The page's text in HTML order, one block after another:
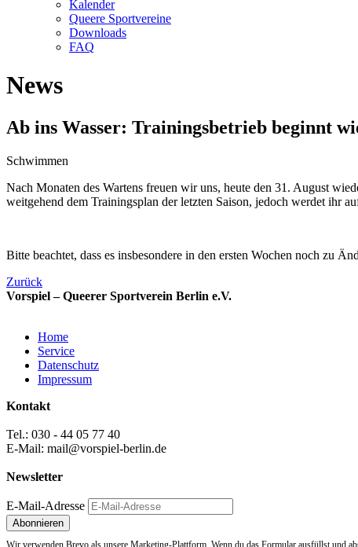
Kalender
Queere Sportvereine
Downloads
FAQ
News
Ab ins Wasser: Trainingsbetrieb beginnt
Schwimmen
Nach Monaten des Wartens freuen wir uns, heute den 31. August
weitgehend dem Trainingsplan der letzten Saison, jedoch werdet ihr
Bitte beachtet, dass es insbesondere in den ersten Wochen noch zu
Zurück
Vorspiel – Queerer Sportverein Berlin e.V.
Home
Service
Datenschutz
Impressum
Kontakt
Tel.: 030 - 44 05 77 40
E-Mail: mail@vorspiel-berlin.de
Newsletter
E-Mail-Adresse
Wir verwenden Brevo als unsere Marketing-Plattform. Wenn du das Formular ausfüllst und